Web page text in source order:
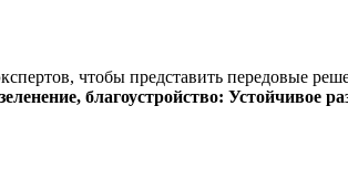
чтобы представить передовые
благоустройство: Устойчивое